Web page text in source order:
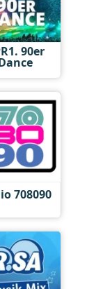
90er
708090